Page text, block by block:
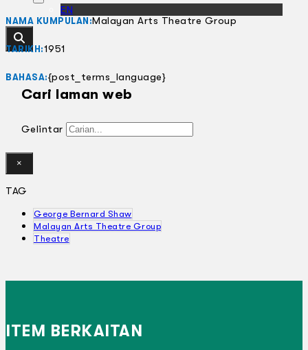
EN
Cari laman web
Gelintar
×
NAMA KUMPULAN:Malayan Arts Theatre Group
TARIKH:1951
BAHASA:{post_terms_language}
TAG
George Bernard Shaw
Malayan Arts Theatre Group
Theatre
ITEM BERKAITAN